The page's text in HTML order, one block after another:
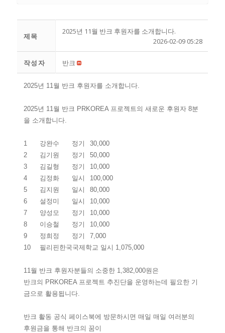
제목
2025년 11월 반크 후원자를 소개합니다.
2026-02-09 05:28
작성자 반크
2025년 11월 반크 후원자를 소개합니다.
2025년 11월 반크 PRKOREA 프로젝트의 새로운 후원자 8분
을 소개합니다.
1 강완수 정기
30,000
2
김기원 정기
50,000
3
김길형 정기
10,000
4
김정화 일시
100,000
5
김지원 일시
80,000
6
설정미 일시
10,000
7
양성모 정기
10,000
8
이승철 정기
10,000
9
정희정 정기
7,000
10
필리핀한국국제학교 일시 1,075,000
11월 반크 후원자분들의 소중한 1,382,000원은
반크의 PRKOREA 프로젝트 추진단을 운영하는데 필요한 기
금으로 활용됩니다.
반크 활동 공식 페이스북에 방문하시면 매일 매일 여러분의
후원금을 통해 반크의 꿈이